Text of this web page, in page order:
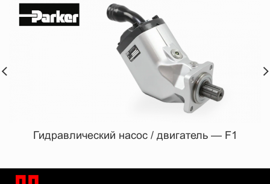
Гидравлический насос / двигатель — F1